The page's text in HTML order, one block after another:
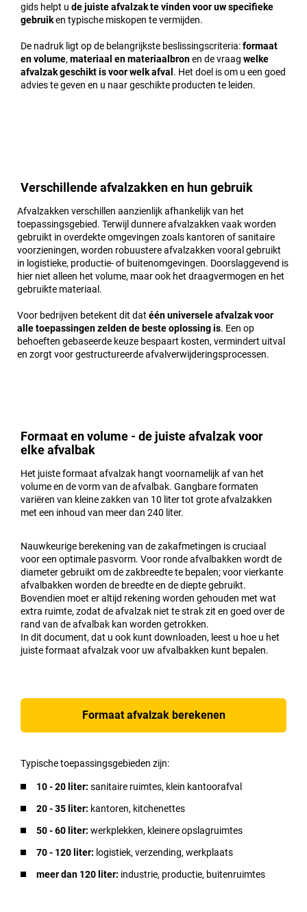
gids helpt u de juiste afvalzak te vinden voor uw specifieke
gebruiken typische miskopen te vermijden.
De nadruk ligt op de belangrijkste beslissingscriteria:formaat
en volume, materiaal en materiaalbronen de vraag welke
afvalzak geschikt is voor welk afval . Het doel is om u een goed
advies te geven en u naar geschikte producten te leiden.
Verschillende afvalzakken en hun gebruik
Afvalzakken verschillen aanzienlijk afhankelijk van het
toepassingsgebied. Terwijl dunnere afvalzakken vaak worden
gebruikt in overdekte omgevingen zoals kantoren of sanitaire
voorzieningen, worden robuustere afvalzakken vooral gebruikt
in logistieke, productie- of buitenomgevingen. Doorslaggevend is
hier niet alleen het volume, maar ook het draagvermogen en het
gebruikte materiaal.
Voor bedrijven betekent dit dat één universele afvalzak voor
alle toepassingen zelden de beste oplossing is. Een op
behoeften gebaseerde keuze bespaart kosten, vermindert uitval
en zorgt voor gestructureerde afvalverwijderingsprocessen.
Formaat en volume - de juiste afvalzak voor
elke afvalbak
Het juiste formaat afvalzak hangt voornamelijk af van het
volume en de vorm van de afvalbak. Gangbare formaten
variëren van kleine zakken van 10 liter tot grote afvalzakken
met een inhoud van meer dan 240 liter.
Nauwkeurige berekening van de zakafmetingen is cruciaal
voor een optimale pasvorm. Voor ronde afvalbakken wordt de
diameter gebruikt om de zakbreedte te bepalen; voor vierkante
afvalbakken worden de breedte en de diepte gebruikt.
Bovendien moet er altijd rekening worden gehouden met wat
extra ruimte, zodat de afvalzak niet te strak zit en goed over de
rand van de afvalbak kan worden getrokken.
In dit document, dat u ook kunt downloaden, leest u hoe u het
juiste formaat afvalzak voor uw afvalbakken kunt bepalen.
Formaat afvalzak berekenen
Typische toepassingsgebieden zijn:
10 - 20 liter: sanitaire ruimtes, klein kantoorafval
20 - 35 liter: kantoren, kitchenettes
50 - 60 liter: werkplekken, kleinere opslagruimtes
70 - 120 liter: logistiek, verzending, werkplaats
meer dan 120 liter: industrie, productie, buitenruimtes